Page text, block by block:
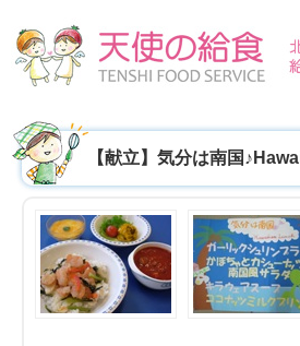
【献立】気分は南国